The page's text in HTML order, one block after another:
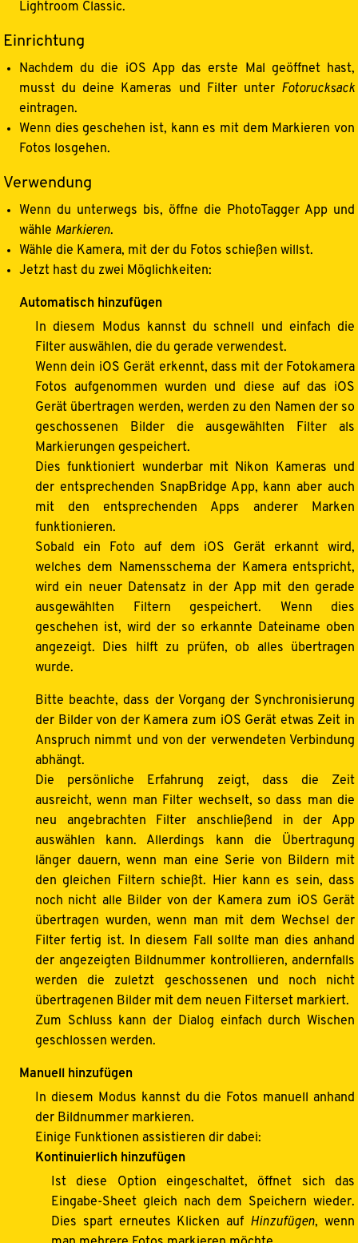
Lightroom Classic.
Einrichtung
Nachdem du die iOS App das erste Mal geöffnet hast,
musst du deine Kameras und Filter unter Fotorucksack
eintragen.
Wenn dies geschehen ist, kann es mit dem Markieren von
Fotos losgehen.
Verwendung
Wenn du unterwegs bis, öffne die PhotoTagger App und
wähle Markieren.
Wähle die Kamera, mit der du Fotos schießen willst.
Jetzt hast du zwei Möglichkeiten:
Automatisch hinzufügen
In diesem Modus kannst du schnell und einfach die
Filter auswählen, die du gerade verwendest.
Wenn dein iOS Gerät erkennt, dass mit der Fotokamera
Fotos aufgenommen wurden und diese auf das iOS
Gerät übertragen werden, werden zu den Namen der so
geschossenen Bilder die ausgewählten Filter als
Markierungen gespeichert.
Dies funktioniert wunderbar mit Nikon Kameras und
der entsprechenden SnapBridge App, kann aber auch
mit den entsprechenden Apps anderer Marken
funktionieren.
Sobald ein Foto auf dem iOS Gerät erkannt wird,
welches dem Namensschema der Kamera entspricht,
wird ein neuer Datensatz in der App mit den gerade
ausgewählten Filtern gespeichert. Wenn dies
geschehen ist, wird der so erkannte Dateiname oben
angezeigt. Dies hilft zu prüfen, ob alles übertragen
wurde.
Bitte beachte, dass der Vorgang der Synchronisierung
der Bilder von der Kamera zum iOS Gerät etwas Zeit in
Anspruch nimmt und von der verwendeten Verbindung
abhängt.
Die persönliche Erfahrung zeigt, dass die Zeit
ausreicht, wenn man Filter wechselt, so dass man die
neu angebrachten Filter anschließend in der App
auswählen kann. Allerdings kann die Übertragung
länger dauern, wenn man eine Serie von Bildern mit
den gleichen Filtern schießt. Hier kann es sein, dass
noch nicht alle Bilder von der Kamera zum iOS Gerät
übertragen wurden, wenn man mit dem Wechsel der
Filter fertig ist. In diesem Fall sollte man dies anhand
der angezeigten Bildnummer kontrollieren, andernfalls
werden die zuletzt geschossenen und noch nicht
übertragenen Bilder mit dem neuen Filterset markiert.
Zum Schluss kann der Dialog einfach durch Wischen
geschlossen werden.
Manuell hinzufügen
In diesem Modus kannst du die Fotos manuell anhand
der Bildnummer markieren.
Einige Funktionen assistieren dir dabei:
Kontinuierlich hinzufügen
Ist diese Option eingeschaltet, öffnet sich das
Eingabe-Sheet gleich nach dem Speichern wieder.
Dies spart erneutes Klicken auf Hinzufügen, wenn